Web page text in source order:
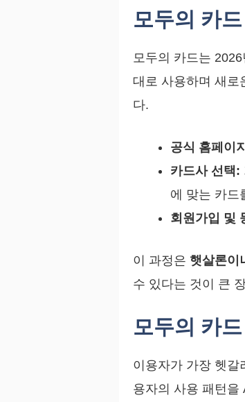
모두의 카
모두의 카드는
대로 사용하며 새로
다.
공식 홈페이
카드사 선택:
에 맞는 카드
회원가입 및
이 과정은 햇살론이
수 있다는 것이 큰
모두의 카
이용자가 가장 헷갈
용자의 사용 패턴을